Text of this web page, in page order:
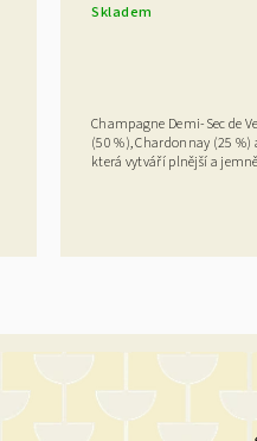
Skladem
Champagne Demi-Sec de
(50 %), Chardonnay (25
která vytváří plnější a